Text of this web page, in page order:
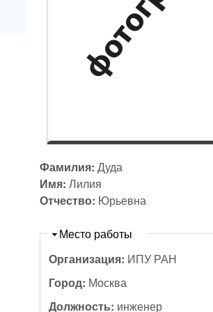
Фамилия:Дуда
Имя:Лилия
Отчество: Юрьевна
Скрыть
Место работы
Организация: ИПУ РАН
Город: Москва
Должность: инженер